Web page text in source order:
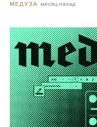
МЕДУЗА месяц назад